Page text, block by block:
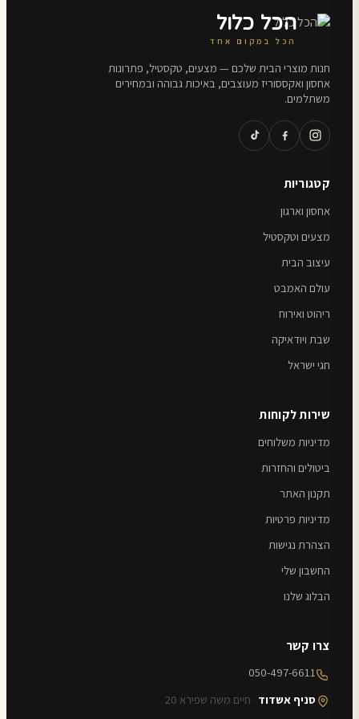
הכל כלול
הכל במקום אחד
חנות מוצרי הבית שלכם — מצעים, טקסטיל, פתרונות
אחסון ואקססוריז מעוצבים, באיכות גבוהה ובמחירים
משתלמים.
קטגוריות
אחסון וארגון
מצעים וטקסטיל
עיצוב הבית
עולם האמבט
ריהוט ואירוח
שבת ויודאיקה
חגי ישראל
שירות לקוחות
מדיניות משלוחים
ביטולים והחזרות
תקנון האתר
מדיניות פרטיות
הצהרת נגישות
החשבון שלי
הבלוג שלנו
צרו קשר
050-497-6611
סניף אשדוד · חיים משה שפירא 20